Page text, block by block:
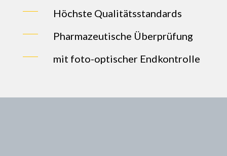
Höchste Qualitätsstandards
Pharmazeutische Überprüfung
mit foto-optischer Endkontrolle